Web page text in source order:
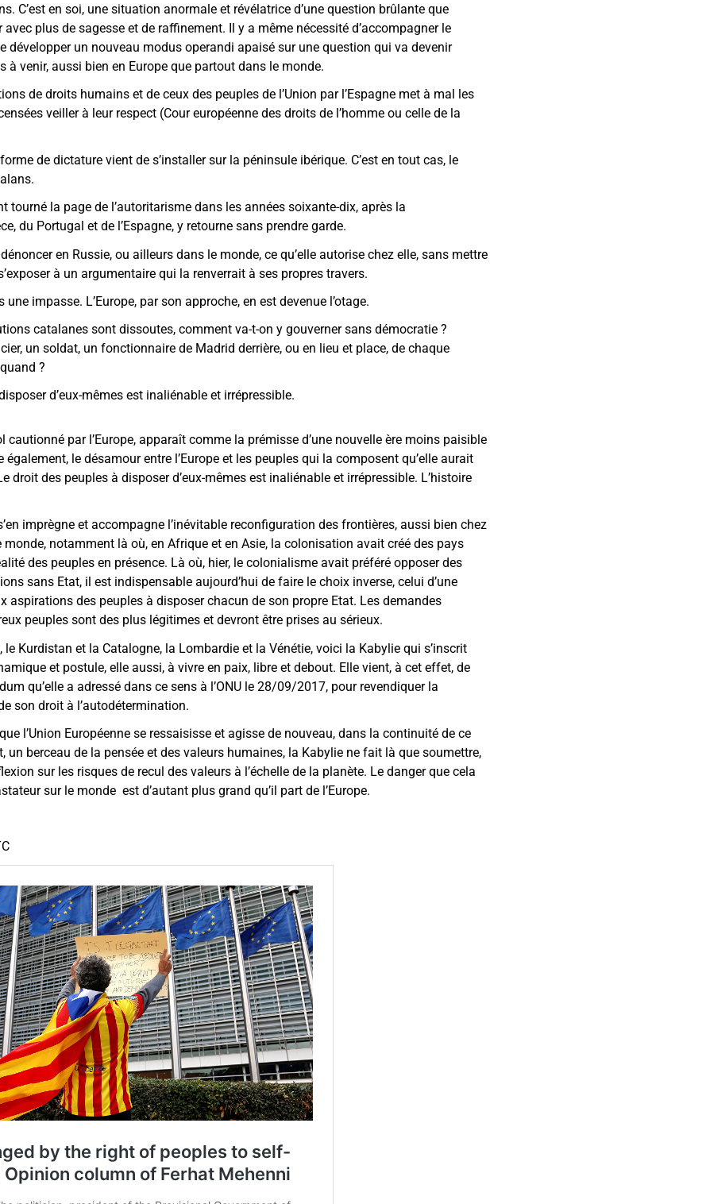
C’est en soi, une situation anormale et révélatrice d’une question brûlante que
avec plus de sagesse et de raffinement. Il y a même nécessité d’accompagner le
développer un nouveau modus operandi apaisé sur une question qui va devenir
à venir, aussi bien en Europe que partout dans le monde.
de droits humains et de ceux des peuples de l’Union par l’Espagne met à mal les
veiller à leur respect (Cour européenne des droits de l’homme ou celle de la
de dictature vient de s’installer sur la péninsule ibérique. C’est en tout cas, le
tourné la page de l’autoritarisme dans les années soixante-dix, après la
du Portugal et de l’Espagne, y retourne sans prendre garde.
en Russie, ou ailleurs dans le monde, ce qu’elle autorise chez elle, sans mettre
à un argumentaire qui la renverrait à ses propres travers.
une impasse. L’Europe, par son approche, en est devenue l’otage.
catalanes sont dissoutes, comment va-t-on y gouverner sans démocratie ?
un soldat, un fonctionnaire de Madrid derrière, ou en lieu et place, de chaque
?
d’eux-mêmes est inaliénable et irrépressible.
cautionné par l’Europe, apparaît comme la prémisse d’une nouvelle ère moins paisible
le désamour entre l’Europe et les peuples qui la composent qu’elle aurait
droit des peuples à disposer d’eux-mêmes est inaliénable et irrépressible. L’histoire
s’en imprègne et accompagne l’inévitable reconfiguration des frontières, aussi bien chez
monde, notamment là où, en Afrique et en Asie, la colonisation avait créé des pays
des peuples en présence. Là où, hier, le colonialisme avait préféré opposer des
sans Etat, il est indispensable aujourd’hui de faire le choix inverse, celui d’une
aspirations des peuples à disposer chacun de son propre Etat. Les demandes
peuples sont des plus légitimes et devront être prises au sérieux.
le Kurdistan et la Catalogne, la Lombardie et la Vénétie, voici la Kabylie qui s’inscrit
et postule, elle aussi, à vivre en paix, libre et debout. Elle vient, à cet effet, de
qu’elle a adressé dans ce sens à l’ONU le 28/09/2017, pour revendiquer la
son droit à l’autodétermination.
l’Union Européenne se ressaisisse et agisse de nouveau, dans la continuité de ce
un berceau de la pensée et des valeurs humaines, la Kabylie ne fait là que soumettre,
sur les risques de recul des valeurs à l’échelle de la planète. Le danger que cela
sur le monde est d’autant plus grand qu’il part de l’Europe.